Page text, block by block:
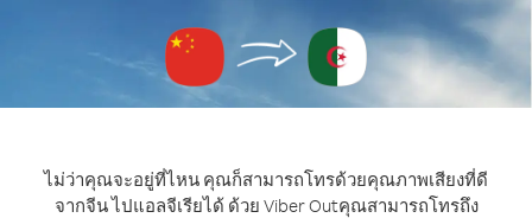
ไม่ว่าคุณจะอยู่ที่ไหน คุณก็สามารถโทรด้วยคุณภาพเสียงที่ดี
จากจีน ไปแอลจีเรียได้ ด้วย Viber Outคุณสามารถโทรถึง